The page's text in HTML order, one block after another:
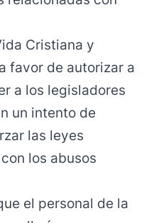
Cristiana y
favor de autorizar a
a los legisladores
un intento de
las leyes
los abusos
el personal de la